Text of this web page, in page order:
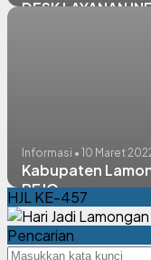
DESK LAYANAN
Informasi • 10 Maret
Kabupaten
BEJO
HJL KE-457
Pencarian